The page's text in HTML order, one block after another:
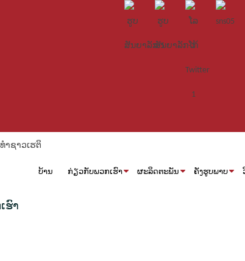
ບ້ານ ກ່ຽວກັບພວກເຮົາ ຜະລິດຕະພັນ ຄັງຮູບພາບ
ຮົາ